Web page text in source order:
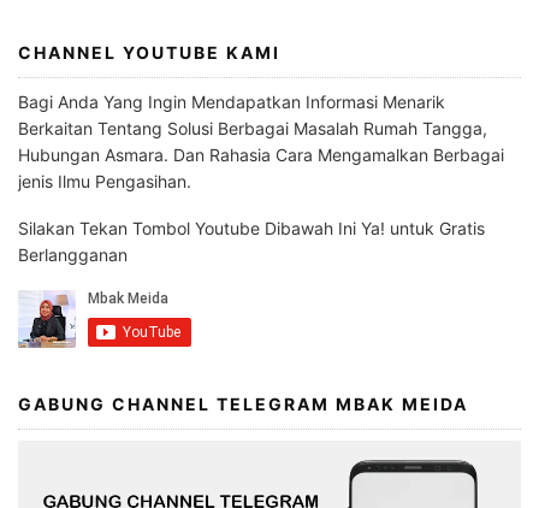
CHANNEL YOUTUBE KAMI
Bagi Anda Yang Ingin Mendapatkan Informasi Menarik
Berkaitan Tentang Solusi Berbagai Masalah Rumah Tangga,
Hubungan Asmara. Dan Rahasia Cara Mengamalkan Berbagai
jenis Ilmu Pengasihan.
Silakan Tekan Tombol Youtube Dibawah Ini Ya! untuk Gratis
Berlangganan
GABUNG CHANNEL TELEGRAM MBAK MEIDA